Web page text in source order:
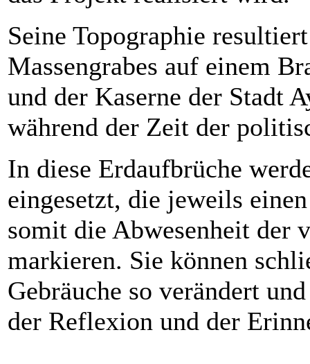
Seine Topographie
Massengrabes auf einem
und der Kaserne der Stadt
während der Zeit der
In diese Erdaufbrüche
eingesetzt, die jeweils
somit die Abwesenheit der
markieren. Sie können
Gebräuche so verändert
der Reflexion und der